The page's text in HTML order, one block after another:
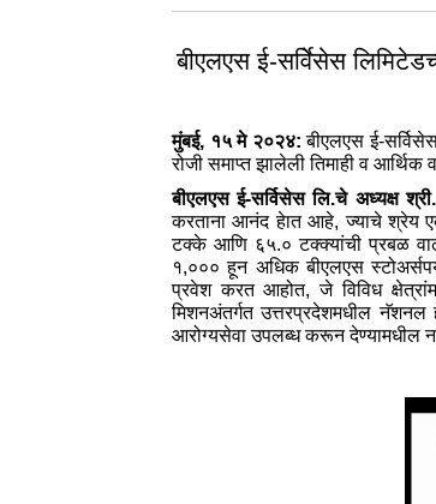
बीएलएस ई-सर्विेसेस
मुंबई, १५ मे २०२४:बीएलएस ई-
रोजी समाप्‍त झालेली तिमाही व आर्थिक
बीएलएस ई-सर्विसेस लि.चे अध्‍यक्ष
करताना आनंद हेात आहे, ज्‍याचे श्रेय
टक्‍के आणि ६५.० टक्‍क्‍यांची प्रबळ
१,००० हून अधिक बीएलएस
प्रवेश करत आहोत, जे विविध
मिशनअंतर्गत उत्तरप्रदेशमधील
आरोग्‍यसेवा उपलब्‍ध करून देण्‍यामधील